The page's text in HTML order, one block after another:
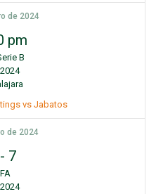
de 2024
pm
B
vs Jabatos
de 2024
- 7